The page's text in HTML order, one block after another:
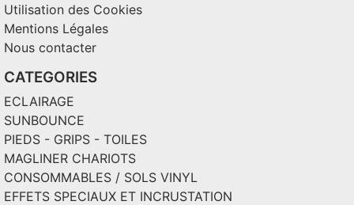
Utilisation des Cookies
Mentions Légales
Nous contacter
CATEGORIES
ECLAIRAGE
SUNBOUNCE
PIEDS - GRIPS - TOILES
MAGLINER CHARIOTS
CONSOMMABLES / SOLS VINYL
EFFETS SPECIAUX ET INCRUSTATION